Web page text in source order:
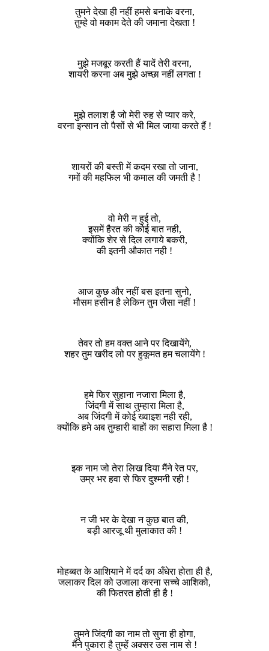
तुमने देखा ही नहीं हमसे बनाके वरना,
तुम्हे वो मकाम देते की जमाना देखता !
मुझे मजबूर करती हैं यादें तेरी वरना,
शायरी करना अब मुझे अच्छा नहीं लगता !
मुझे तलाश है जो मेरी रुह से प्यार करे,
वरना इन्सान तो पैसों से भी मिल जाया करते हैं !
शायरों की बस्ती में कदम रखा तो जाना,
गमों की महफिल भी कमाल की जमती है !
वो मेरी न हुई तो,
इसमें हैरत की कोई बात नही,
क्योंकि शेर से दिल लगाये बकरी,
की इतनी औकात नही !
आज कुछ और नहीं बस इतना सुनो,
मौसम हसीन है लेकिन तुम जैसा नहीं !
तेवर तो हम वक्त आने पर दिखायेंगे,
शहर तुम खरीद लो पर हुकूमत हम चलायेंगे !
हमे फिर सुहाना नजारा मिला है,
जिंदगी में साथ तुम्हारा मिला है,
अब जिंदगी में कोई ख्वाइश नही रही,
क्योंकि हमे अब तुम्हारी बाहों का सहारा मिला है !
इक नाम जो तेरा लिख दिया मैंने रेत पर,
उम्र भर हवा से फिर दुश्मनी रही !
न जी भर के देखा न कुछ बात की,
बड़ी आरजू थी मुलाकात की !
मोहब्बत के आशियाने में दर्द का अँधेरा होता ही है,
जलाकर दिल को उजाला करना सच्चे आशिको,
की फितरत होती ही है !
तुमने जिंदगी का नाम तो सुना ही होगा,
मैंने पुकारा है तुम्हें अक्सर उस नाम से !